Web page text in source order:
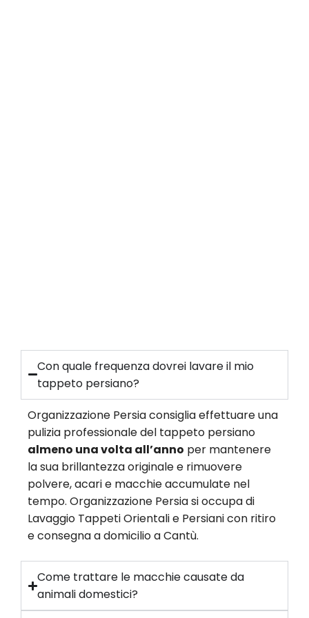
Con quale frequenza dovrei lavare il mio
tappeto persiano?
Organizzazione Persia consiglia effettuare una
pulizia professionale del tappeto persiano
almeno una volta all’anno per mantenere
la sua brillantezza originale e rimuovere
polvere, acari e macchie accumulate nel
tempo. Organizzazione Persia si occupa di
Lavaggio Tappeti Orientali e Persiani con ritiro
e consegna a domicilio a Cantù.
Come trattare le macchie causate da
animali domestici?